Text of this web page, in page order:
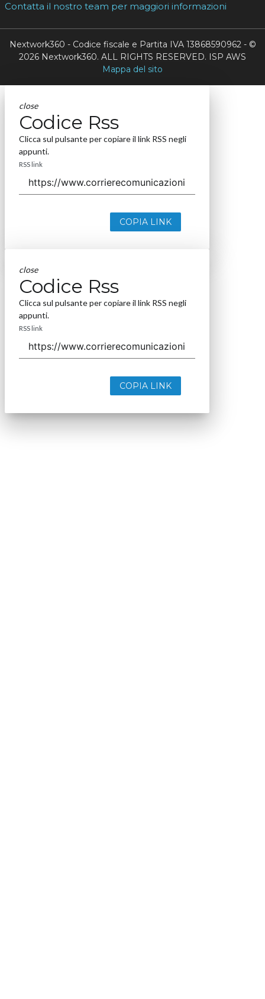
Contatta il nostro team per maggiori informazioni
Nextwork360 - Codice fiscale e Partita IVA 13868590962 - ©
2026 Nextwork360. ALL RIGHTS RESERVED. ISP AWS
Mappa del sito
close
Codice Rss
Clicca sul pulsante per copiare il link RSS negli
appunti.
RSS link
COPIA LINK
close
Codice Rss
Clicca sul pulsante per copiare il link RSS negli
appunti.
RSS link
COPIA LINK